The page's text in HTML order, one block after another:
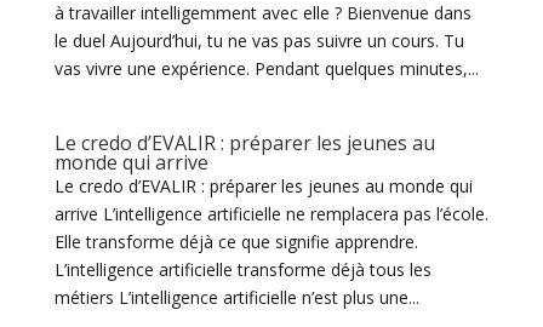
à travailler intelligemment avec elle ? Bienvenue dans
le duel Aujourd’hui, tu ne vas pas suivre un cours. Tu
vas vivre une expérience. Pendant quelques minutes,...
Le credo d’EVALIR : préparer les jeunes au
monde qui arrive
Le credo d’EVALIR : préparer les jeunes au monde qui
arrive L’intelligence artificielle ne remplacera pas l’école.
Elle transforme déjà ce que signifie apprendre.
L’intelligence artificielle transforme déjà tous les
métiers L’intelligence artificielle n’est plus une...